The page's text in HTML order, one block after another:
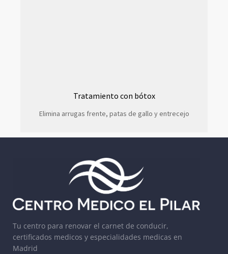
Tratamiento con bótox
Elimina arrugas frente, patas de gallo y entrecejo
Tu centro para renovar el carnet de conducir,
certificados medicos y especialidades medicas en
Madrid